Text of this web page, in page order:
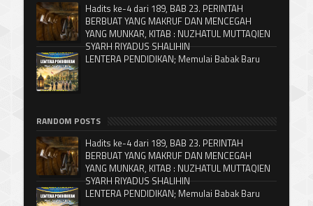
Hadits ke-4 dari 189, BAB 23. PERINTAH
BERBUAT YANG MAKRUF DAN MENCEGAH
YANG MUNKAR, KITAB : NUZHATUL MUTTAQIEN
SYARH RIYADUS SHALIHIN
LENTERA PENDIDIKAN; Memulai Babak Baru
RANDOM POSTS
Hadits ke-4 dari 189, BAB 23. PERINTAH
BERBUAT YANG MAKRUF DAN MENCEGAH
YANG MUNKAR, KITAB : NUZHATUL MUTTAQIEN
SYARH RIYADUS SHALIHIN
LENTERA PENDIDIKAN; Memulai Babak Baru